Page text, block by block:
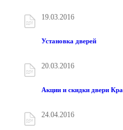
19.03.2016
Установка дверей
20.03.2016
Акции и скидки двери
24.04.2016